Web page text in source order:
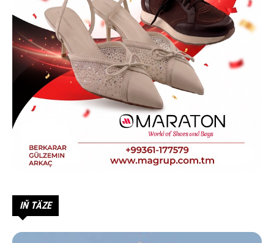
IŇ TÄZE